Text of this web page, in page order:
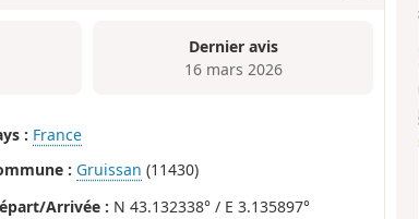
Dernier avis
16 mars 2026
: France
: Gruissan (11430)
Arrivée : N 43.132338° / E 3.135897°